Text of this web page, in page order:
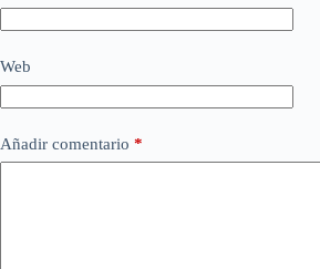
Web
Añadir comentario *